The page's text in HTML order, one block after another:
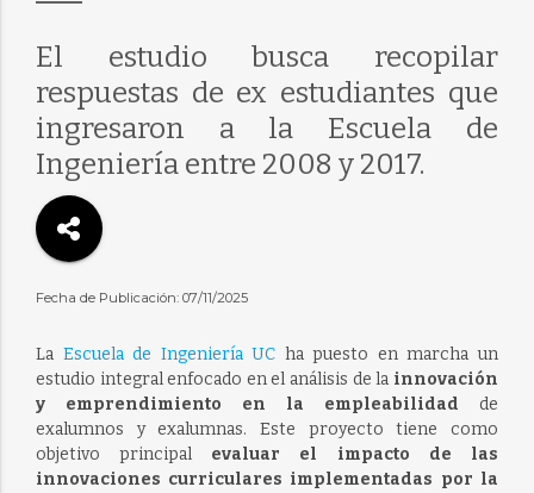
El estudio busca recopilar
respuestas de ex estudiantes que
ingresaron a la Escuela de
Ingeniería entre 2008 y 2017.
Fecha de Publicación: 07/11/2025
La Escuela de Ingeniería UC ha puesto en marcha un
estudio integral enfocado en el análisis de la innovación
y emprendimiento en la empleabilidad de
exalumnos y exalumnas. Este proyecto tiene como
objetivo principal evaluar el impacto de las
innovaciones curriculares implementadas por la